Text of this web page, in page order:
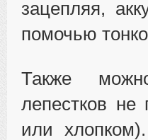
зацепляя,
помочью
Также
лепестков
или